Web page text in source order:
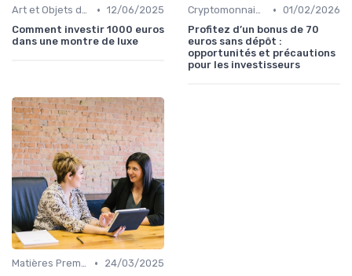
Art et Objets de Collection • 12/06/2025
Comment investir 1000 euros
dans une montre de luxe
Cryptomonnaies • 01/02/2026
Profitez d’un bonus de 70
euros sans dépôt :
opportunités et précautions
pour les investisseurs
Matières Premières et Or •
24/03/2025